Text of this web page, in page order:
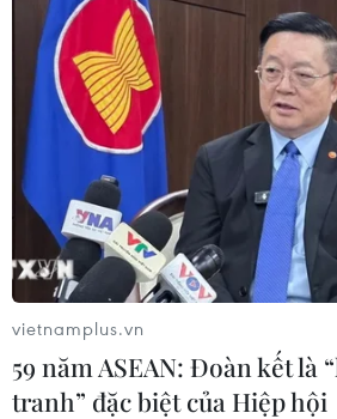
06/08/2026 06:00
Ba Lan thảo luận việc thành lập
cứ quân sự thường trực với Mỹ
06/08/2026 00:06
Liên hợp quốc: Xung đột
qua tháng đẫm máu nhất
05/08/2026 23:47
vietnamplus.vn
59 năm ASEAN: Đoàn kết là
tranh” đặc biệt của Hiệp hội